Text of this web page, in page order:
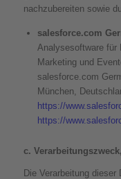
nachzubereiten sowie
salesforce.com
Analysesoftware für
Marketing und
salesforce.com
München,
https://
https://
c.
Die Verarbeitung